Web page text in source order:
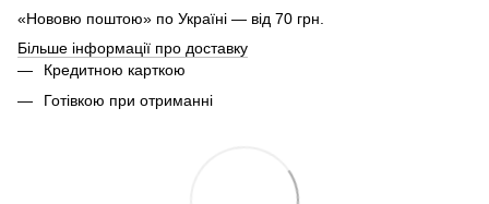
«Нововю поштою» по Україні — від 70 грн.
Більше інформації про доставку
Кредитною карткою
Готівкою при отриманні